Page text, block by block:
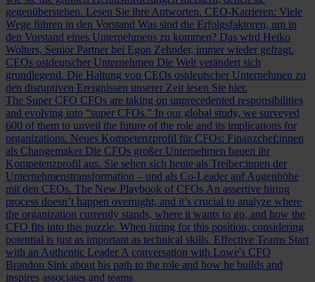
gegenüberstehen. Lesen Sie ihre Antworten. CEO-Karrieren: Viele
Wege führen in den Vorstand Was sind die Erfolgsfaktoren, um in
den Vorstand eines Unternehmens zu kommen? Das wird Heiko
Wolters, Senior Partner bei Egon Zehnder, immer wieder gefragt.
CEOs ostdeutscher Unternehmen Die Welt verändert sich
grundlegend. Die Haltung von CEOs ostdeutscher Unternehmen zu
den disruptiven Ereignissen unserer Zeit lesen Sie hier.
The Super CFO CFOs are taking on unprecedented responsibilities
and evolving into “super CFOs.” In our global study, we surveyed
600 of them to unveil the future of the role and its implications for
organizations. Neues Kompetenzprofil für CFOs: Finanzchef:innen
als Changemaker Die CFOs großer Unternehmen bauen ihr
Kompetenzprofil aus. Sie sehen sich heute als Treiber:innen der
Unternehmenstransformation – und als Co-Leader auf Augenhöhe
mit den CEOs. The New Playbook of CFOs An assertive hiring
process doesn’t happen overnight, and it’s crucial to analyze where
the organization currently stands, where it wants to go, and how the
CFO fits into this puzzle. When hiring for this position, considering
potential is just as important as technical skills. Effective Teams Start
with an Authentic Leader A conversation with Lowe's CFO
Brandon Sink about his path to the role and how he builds and
inspires associates and teams